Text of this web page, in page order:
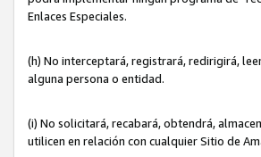
Enlaces Especiales.
(h) No interceptará, registrará, redirigirá,
alguna persona o entidad.
(i) No solicitará, recabará, obtendrá,
utilicen en relación con cualquier Sitio de